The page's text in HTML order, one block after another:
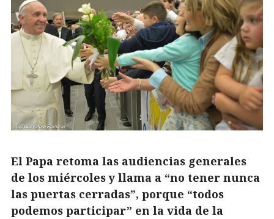
El Papa retoma las audiencias generales
de los miércoles y llama a “no tener nunca
las puertas cerradas”, porque “todos
podemos participar” en la vida de la